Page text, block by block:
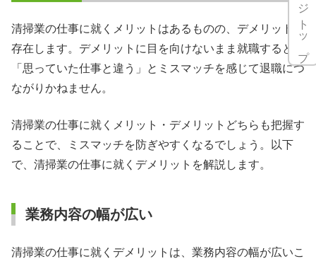
清掃業の仕事に就くメリットはあるものの、デメリットも
存在します。デメリットに目を向けないまま就職すると、
「思っていた仕事と違う」とミスマッチを感じて退職につ
ながりかねません。
清掃業の仕事に就くメリット・デメリットどちらも把握す
ることで、ミスマッチを防ぎやすくなるでしょう。以下
で、清掃業の仕事に就くデメリットを解説します。
業務内容の幅が広い
清掃業の仕事に就くデメリットは、業務内容の幅が広いこ
ページトップ